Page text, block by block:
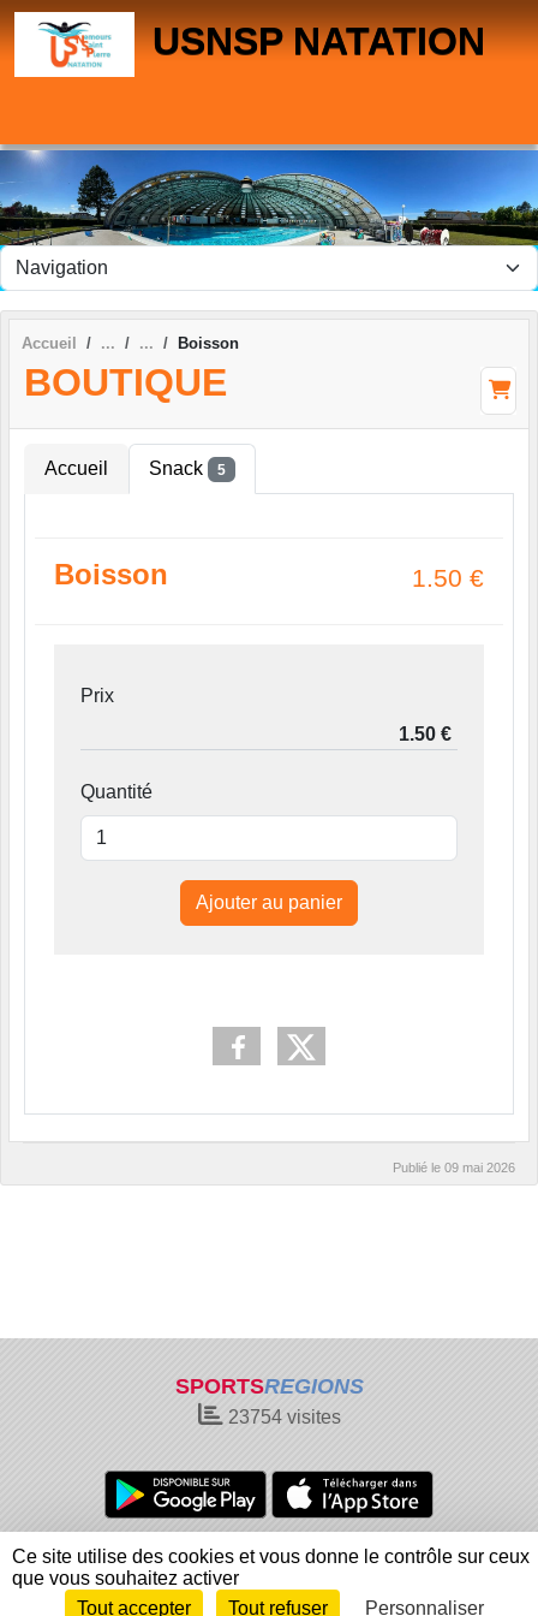
USNSP NATATION
Accueil Boisson
BOUTIQUE
Accueil Snack 5
Boisson 1.50 €
Prix
Quantité
Ajouter au panier
Publié le 09 mai 2026
SPORTSREGIONS
23754visites
Charte cookies
Gestion des cookies
Informations légales
Signaler un contenu inapproprié
Envie de participer ?
Connexion
Panneau de gestion des cookies
Ce site utilise des cookies et vous donne le contrôle sur ceux
que vous souhaitez activer
Tout accepter
Tout refuser Personnaliser